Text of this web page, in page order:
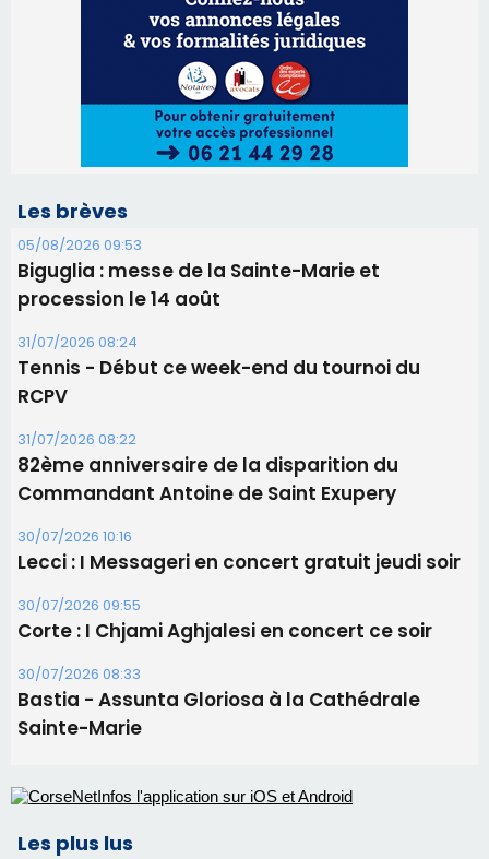
Les brèves
05/08/2026 09:53
Biguglia : messe de la Sainte-Marie et
procession le 14 août
31/07/2026 08:24
Tennis - Début ce week-end du tournoi du
RCPV
31/07/2026 08:22
82ème anniversaire de la disparition du
Commandant Antoine de Saint Exupery
30/07/2026 10:16
Lecci : I Messageri en concert gratuit jeudi soir
30/07/2026 09:55
Corte : I Chjami Aghjalesi en concert ce soir
30/07/2026 08:33
Bastia - Assunta Gloriosa à la Cathédrale
Sainte-Marie
Les plus lus